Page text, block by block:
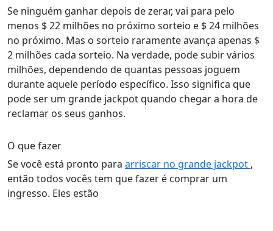
Se ninguém ganhar depois de zerar, vai para pelo
menos $ 22 milhões no próximo sorteio e $ 24 milhões
no próximo. Mas o sorteio raramente avança apenas $
2 milhões cada sorteio. Na verdade, pode subir vários
milhões, dependendo de quantas pessoas joguem
durante aquele período específico. Isso significa que
pode ser um grande jackpot quando chegar a hora de
reclamar os seus ganhos.
O que fazer
Se você está pronto para arriscar no grande jackpot ,
então todos vocês tem que fazer é comprar um
ingresso. Eles estão